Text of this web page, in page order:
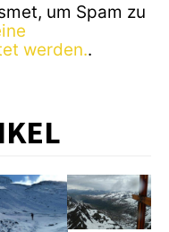
um Spam zu
werden..